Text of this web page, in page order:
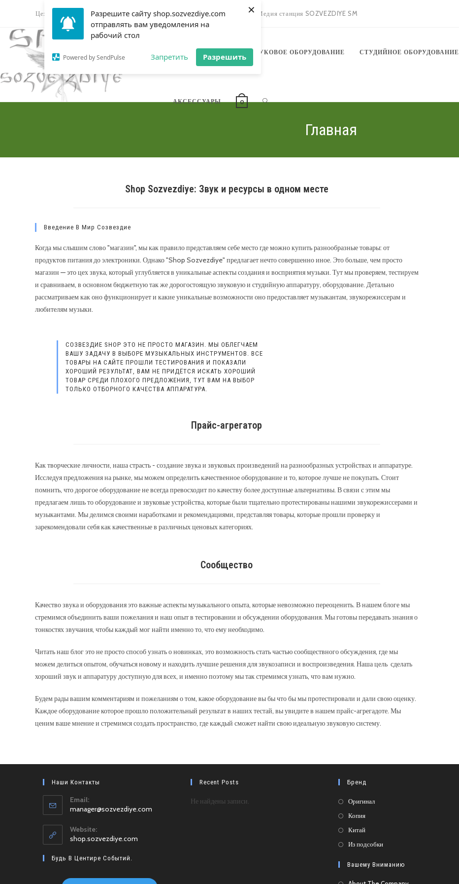
Разрешите сайту shop.sozvezdiye.com
отправлять вам уведомления на
рабочий стол
Powered by SendPulse Запретить Разрешить
×
содержимому
Цех звука: Sozvezdiye Магазин оборудования Форум музыкантов Медия станция SOZVEZDIYE SM
DJ ОБОРУДОВАНИЕ ЗВУКОВОЕ ОБОРУДОВАНИЕ СТУДИЙНОЕ ОБОРУДОВАНИЕ
АКСЕССУАРЫ 0 ПЕРЕКЛЮЧИТЬ
ВЕБ-
САЙТУ
Главная
Shop Sozvezdiye: Звук и ресурсы в одном месте
Введение В Мир Созвездие
Когда мы слышим слово "магазин", мы как правило представляем себе место где можно купить разнообразные товары: от
продуктов питания до электроники. Однако "Shop Sozvezdiye" предлагает нечто совершенно иное. Это больше, чем просто
магазин — это цех звука, который углубляется в уникальные аспекты создания и восприятия музыки. Тут мы проверяем, тестируем
и сравниваем, в основном бюджетную так же дорогостоящую звуковую и студийную аппаратуру, оборудование. Детально
рассматриваем как оно функционирует и какие уникальные возможности оно предоставляет музыкантам, звукорежиссерам и
любителям музыки.
СОЗВЕЗДИЕ SHOP ЭТО НЕ ПРОСТО МАГАЗИН. МЫ ОБЛЕГЧАЕМ
ВАШУ ЗАДАЧУ В ВЫБОРЕ МУЗЫКАЛЬНЫХ ИНСТРУМЕНТОВ. ВСЕ
ТОВАРЫ НА САЙТЕ ПРОШЛИ ТЕСТИРОВАНИЯ И ПОКАЗАЛИ
ХОРОШИЙ РЕЗУЛЬТАТ, ВАМ НЕ ПРИДЁТСЯ ИСКАТЬ ХОРОШИЙ
ТОВАР СРЕДИ ПЛОХОГО ПРЕДЛОЖЕНИЯ, ТУТ ВАМ НА ВЫБОР
ТОЛЬКО ОТБОРНОГО КАЧЕСТВА АППАРАТУРА.
Прайс-агрегатор
Как творческие личности, наша страсть - создание звука и звуковых произведений на разнообразных устройствах и аппаратуре.
Исследуя предложения на рынке, мы можем определить качественное оборудование и то, которое лучше не покупать. Стоит
помнить, что дорогое оборудование не всегда превосходит по качеству более доступные альтернативы. В связи с этим мы
предлагаем лишь то оборудование и звуковые устройства, которые были тщательно протестированы нашими звукорежиссерами и
музыкантами. Мы делимся своими наработками и рекомендациями, представляя товары, которые прошли проверку и
зарекомендовали себя как качественные в различных ценовых категориях.
Сообщество
Качество звука и оборудования это важные аспекты музыкального опыта, которые невозможно переоценить. В нашем блоге мы
стремимся объединить ваши пожелания и наш опыт в тестировании и обсуждении оборудования. Мы готовы передавать знания о
тонкостях звучания, чтобы каждый мог найти именно то, что ему необходимо.
Читать наш блог это не просто способ узнать о новинках, это возможность стать частью сообществного обсуждения, где мы
можем делиться опытом, обучаться новому и находить лучшие решения для звукозаписи и воспроизведения. Наша цель сделать
хороший звук и аппаратуру доступную для всех, и именно поэтому мы так стремимся узнать, что вам нужно.
Будем рады вашим комментариям и пожеланиям о том, какое оборудование вы бы что бы мы протестировали и дали свою оценку.
Каждое оборудование которое прошло положительный результат в наших тестай, вы увидите в нашем прайс-агрегадоте. Мы
ценим ваше мнение и стремимся создать пространство, где каждый сможет найти свою идеальную звуковую систему.
Наши Контакты
Email:
manager@sozvezdiye.com
Website:
shop.sozvezdiye.com
Будь В Центире Событий.
Recent Posts
Не найдены записи.
Бренд
ОригиналОткроется
КопияОткроется
в
КитайОткроется
в
вкладке
Из подсобкиОткроется
новой
вкладке
Вашему Вниманию